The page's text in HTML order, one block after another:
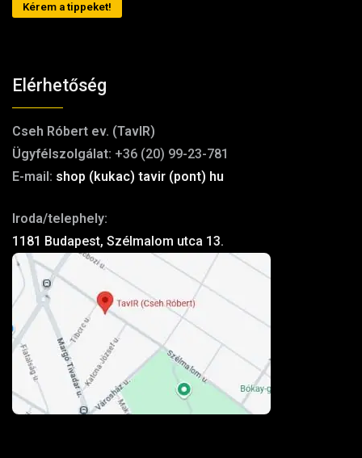
Kérem a tippeket!
Elérhetőség
Cseh Róbert ev. (TavIR)
Ügyfélszolgálat: +36 (20) 99-23-781
E-mail: shop (kukac) tavir (pont) hu
Iroda/telephely:
1181 Budapest, Szélmalom utca 13.